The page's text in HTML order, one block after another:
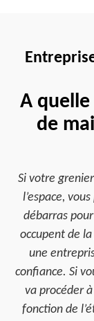
A
de
Si votre
l’espace,
débarras
occupent de
une
confiance. Si
va procéder
fonction de